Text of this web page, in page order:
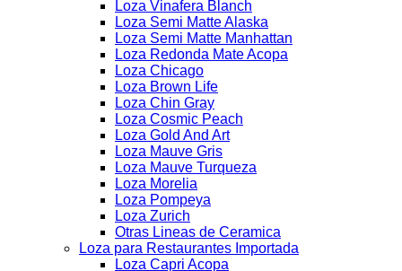
Loza Vinafera Blanch
Loza Semi Matte Alaska
Loza Semi Matte Manhattan
Loza Redonda Mate Acopa
Loza Chicago
Loza Brown Life
Loza Chin Gray
Loza Cosmic Peach
Loza Gold And Art
Loza Mauve Gris
Loza Mauve Turqueza
Loza Morelia
Loza Pompeya
Loza Zurich
Otras Lineas de Ceramica
Loza para Restaurantes Importada
Loza Capri Acopa